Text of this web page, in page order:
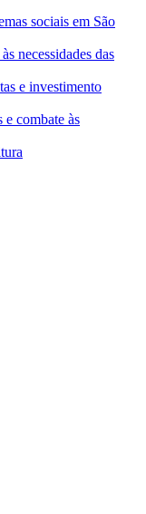
sociais em São
necessidades das
e investimento
e combate às